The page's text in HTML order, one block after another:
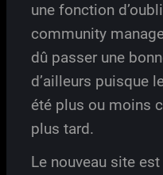
une fonction
community
dû passer une
d’ailleurs puisque
été plus ou moins
plus tard.
Le nouveau site